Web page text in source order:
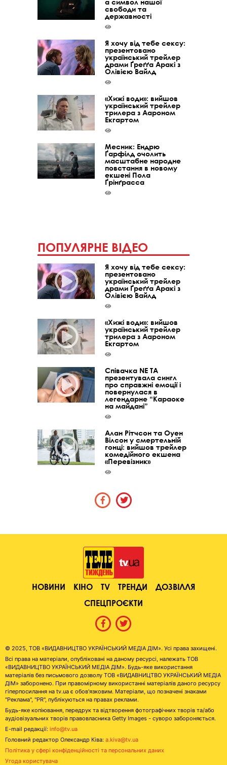
а символ нашої
свободи та
державності
Я хочу від тебе сексу:
презентовано
український трейлер
драми Ґреґґа Аракі з
Олівією Вайлд
«Хижі води»: вийшов
український трейлер
трилера з Аароном
Екгартом
Месник: Ендрю
Ґарфілд очолить
масштабне народне
повстання в новому
екшені Пола
Ґрінґрасса
ПОПУЛЯРНЕ ВІДЕО
Я хочу від тебе сексу:
презентовано
український трейлер
драми Ґреґґа Аракі з
Олівією Вайлд
«Хижі води»: вийшов
український трейлер
трилера з Аароном
Екгартом
Співачка NE TA
презентувала сингл
про справжні емоції і
повернулася в
легендарне “Караоке
на майдані”
Алан Рітчсон та Оуен
Вілсон у смертельній
гонці: вийшов трейлер
комедійного екшена
«Перевізник»
НОВИНИ КІНО TV ТРЕНДИ
ДОЗВІЛЛЯ
СПЕЦПРОЄКТИ
© 2025, ТОВ «ВИДАВНИЦТВО УКРАЇНСЬКИЙ МЕДІА ДІМ». Усі права захищені.
Всі права на матеріали, опубліковані на даному ресурсі, належать ТОВ
«ВИДАВНИЦТВО УКРАЇНСЬКИЙ МЕДІА ДІМ». Будь-яке використання
матеріалів без письмового дозволу ТОВ «ВИДАВНИЦТВО УКРАЇНСЬКИЙ МЕДІА
ДІМ» заборонено. При правомірному використанні матеріалів даного ресурсу
гіперпосилання на tv.ua є обов'язковим. Матеріали, що позначені знаками
"Реклама", "PR", публікуються на правах реклами.
Будь-яке копіювання, передрук та відтворення фотографічних творів та/або
аудіовізуальних творів правовласника Getty Images - суворо забороняється.
E-mail редакції: info@tv.ua
Головний редактор Олександр Ківа: a.kiva@tv.ua
Політика у сфері конфіденційності та персональних даних
Угода користувача